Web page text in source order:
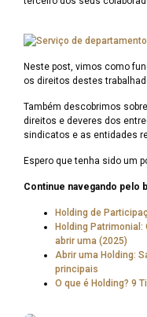
Neste post, vimos como
os direitos destes
Também descobrimos
direitos e deveres dos
sindicatos e as entidades
Espero que tenha sido um
Continue navegando pelo
Holding de
Holding Patrimonial:
abrir uma (2025)
Abrir uma Holding:
principais
O que é Holding? 9